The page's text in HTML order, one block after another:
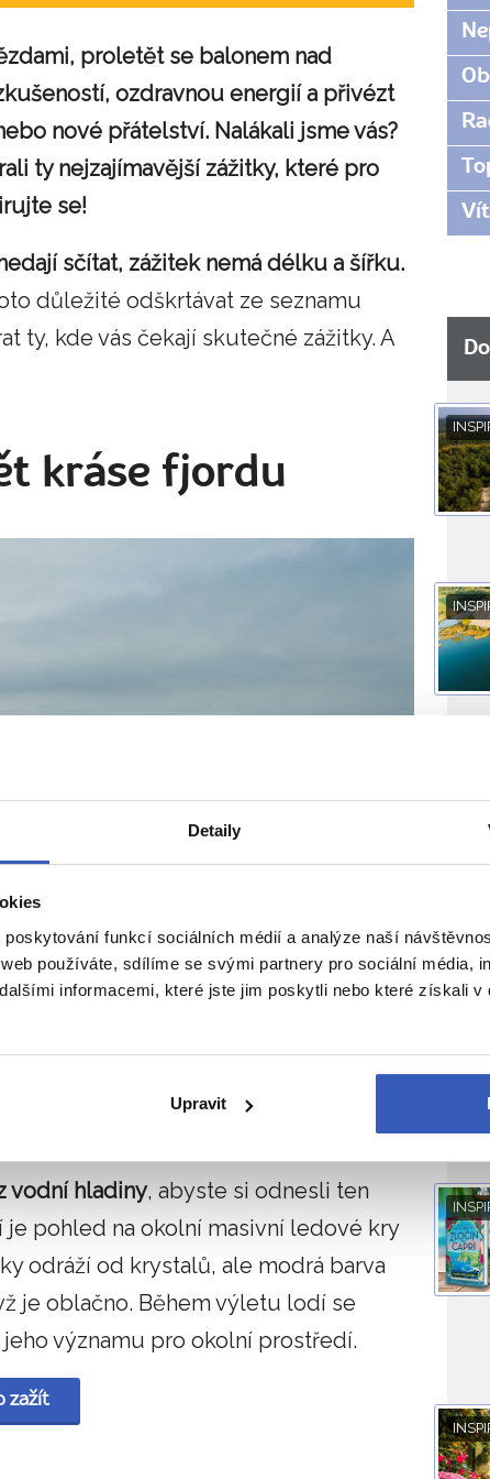
Detaily
poskytování funkcí sociálních médií a analýze naší
používáte, sdílíme se svými partnery pro sociální média,
informacemi, které jste jim poskytli nebo které získali v
Upravit
proletět se balonem nad
ozdravnou energií a přivézt
nové přátelství. Nalákali jsme vás?
ty nejzajímavější zážitky, které pro
se!
sčítat, zážitek nemá délku a šířku.
důležité odškrtávat ze seznamu
ty, kde vás čekají skutečné zážitky. A
kráse fjordu
vodní hladiny, abyste si odnesli ten
pohled na okolní masivní ledové kry
odráží od krystalů, ale modrá barva
je oblačno. Během výletu lodí se
významu pro okolní prostředí.
zažít